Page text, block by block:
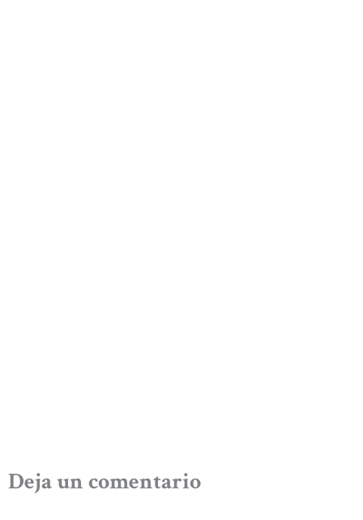
Deja un comentario